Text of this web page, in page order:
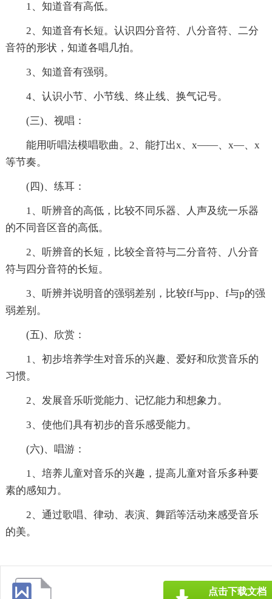
1、知道音有高低。
2、知道音有长短。认识四分音符、八分音符、二分
音符的形状，知道各唱几拍。
3、知道音有强弱。
4、认识小节、小节线、终止线、换气记号。
(三)、视唱：
能用听唱法模唱歌曲。2、能打出x、x——、x—、x
等节奏。
(四)、练耳：
1、听辨音的高低，比较不同乐器、人声及统一乐器
的不同音区音的高低。
2、听辨音的长短，比较全音符与二分音符、八分音
符与四分音符的长短。
3、听辨并说明音的强弱差别，比较ff与pp、f与p的强
弱差别。
(五)、欣赏：
1、初步培养学生对音乐的兴趣、爱好和欣赏音乐的
习惯。
2、发展音乐听觉能力、记忆能力和想象力。
3、使他们具有初步的音乐感受能力。
(六)、唱游：
1、培养儿童对音乐的兴趣，提高儿童对音乐多种要
素的感知力。
2、通过歌唱、律动、表演、舞蹈等活动来感受音乐
的美。
点击下载文档